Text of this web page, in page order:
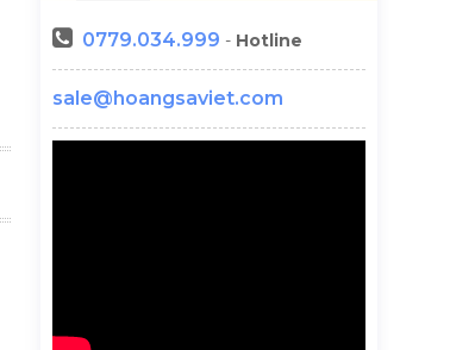
0779.034.999 - Hotline
sale@hoangsaviet.com